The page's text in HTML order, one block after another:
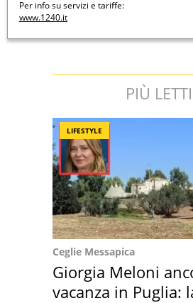
Per info su servizi e tariffe:
www.1240.it
PIÙ LETTI
LIFESTYLE
Ceglie Messapica
Giorgia Meloni
vacanza in Puglia: